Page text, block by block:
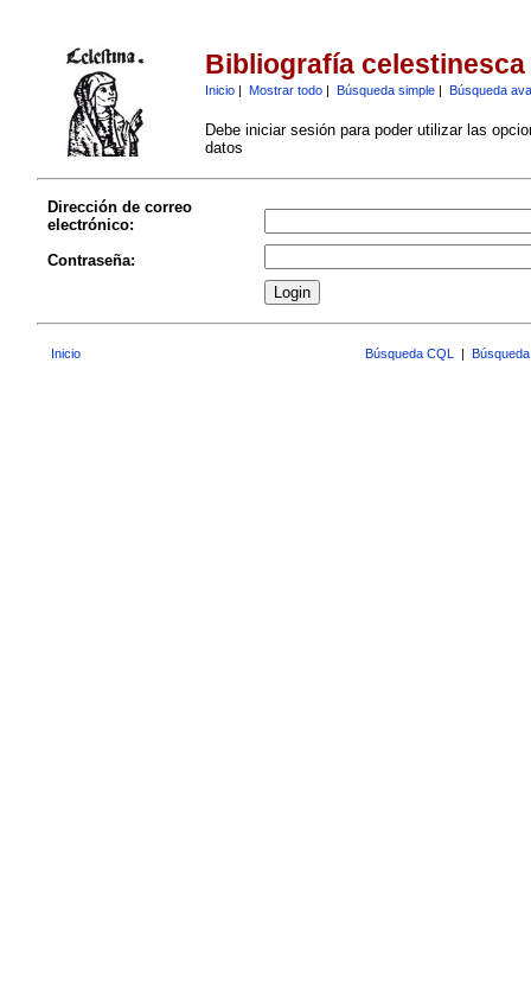
Bibliografía celestinesca
Inicio| Mostrar todo| Búsqueda simple| Búsqueda
Debe iniciar sesión para poder utilizar las
datos
Dirección de correo
electrónico:
Contraseña:
Inicio Búsqueda CQL |